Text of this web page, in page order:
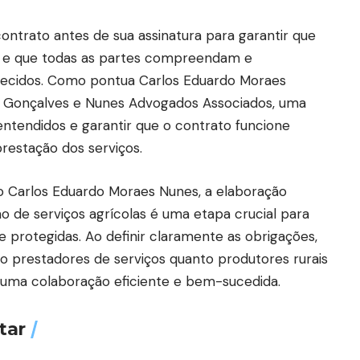
antes de sua assinatura para garantir que
que todas as partes compreendam e
Como pontua Carlos Eduardo Moraes
e Nunes Advogados Associados, uma
e garantir que o contrato funcione
dos serviços.
Eduardo Moraes Nunes, a elaboração
de serviços agrícolas é uma etapa crucial para
protegidas. Ao definir claramente as obrigações,
prestadores de serviços quanto produtores rurais
colaboração eficiente e bem-sucedida.